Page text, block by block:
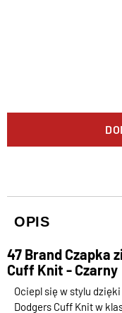
OPIS
47 Brand Czapka
Cuff Knit - Czarny
Ociepl się w stylu
Dodgers Cuff Knit w